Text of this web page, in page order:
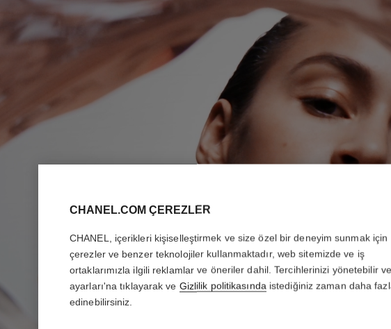
CHANEL.COM ÇEREZLER
CHANEL, içerikleri kişiselleştirmek ve size özel bir deneyim sunmak için
çerezler ve benzer teknolojiler kullanmaktadır, web sitemizde ve iş
ortaklarımızla ilgili reklamlar ve öneriler dahil. Tercihlerinizi yönetebilir
ayarları'na tıklayarak ve Gizlilik politikasındaistediğiniz zaman daha
edinebilirsiniz.